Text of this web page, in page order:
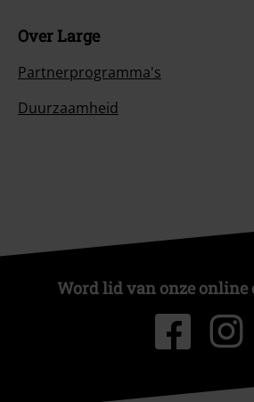
Over Large
Partnerprogramma's
Duurzaamheid
Word lid van onze